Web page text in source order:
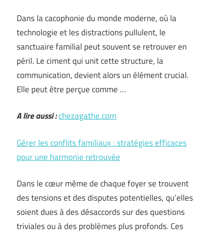
Dans la cacophonie du monde moderne, où la
technologie et les distractions pullulent, le
sanctuaire familial peut souvent se retrouver en
péril. Le ciment qui unit cette structure, la
communication, devient alors un élément crucial.
Elle peut être perçue comme …
A lire aussi :chezagathe.com
Gérer les conflits familiaux : stratégies efficaces
pour une harmonie retrouvée
Dans le cœur même de chaque foyer se trouvent
des tensions et des disputes potentielles, qu’elles
soient dues à des désaccords sur des questions
triviales ou à des problèmes plus profonds. Ces